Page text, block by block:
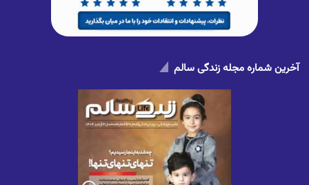
آخرین شماره مجله زندگی سالم